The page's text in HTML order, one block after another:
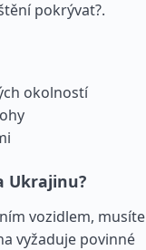
pokrývat?.
okolností
Ukrajinu?
vozidlem, musíte
vyžaduje povinné